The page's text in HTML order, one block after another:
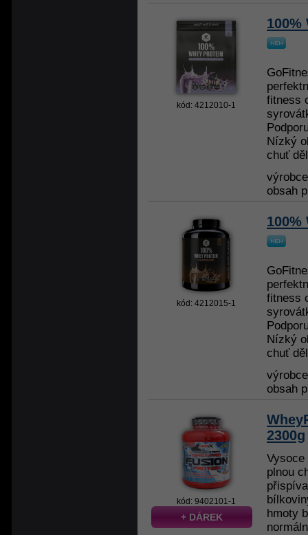
kód: 4212010-1
100%
fitness
Nízký
chuť
obsah
kód: 4212015-1
100%
fitness
Nízký
chuť
obsah
kód: 9402101-1
+ DÁREK
2300g
plnou
hmoty